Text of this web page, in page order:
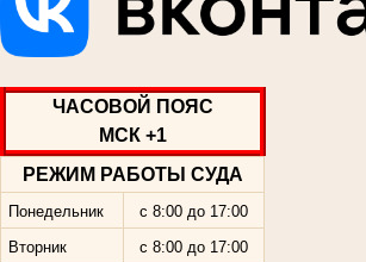
ЧАСОВОЙ ПОЯС
МСК +1
РЕЖИМ РАБОТЫ СУДА
Понедельник
с 8:00 до 17:00
Вторник
с 8:00 до 17:00